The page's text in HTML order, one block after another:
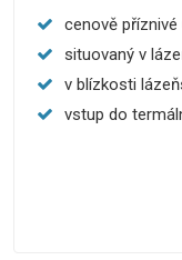
cenově
situovaný v
v blízkosti
vstup do